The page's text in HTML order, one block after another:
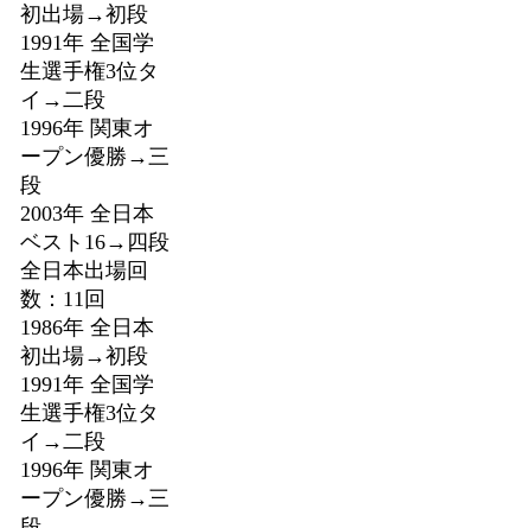
初出場→初段
1991年 全国学
生選手権3位タ
イ→二段
1996年 関東オ
ープン優勝→三
段
2003年 全日本
ベスト16→四段
全日本出場回
数：11回
1986年 全日本
初出場→初段
1991年 全国学
生選手権3位タ
イ→二段
1996年 関東オ
ープン優勝→三